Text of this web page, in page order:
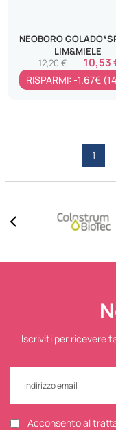
NEOBORO
LIM&MIELE
10,53
12,20 €
RISPARMI: -1.67€
stai
la
1
Iscriviti per ricevere
Acconsento al